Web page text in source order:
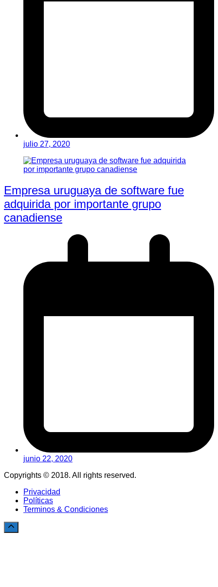
julio 27, 2020
Empresa uruguaya de software fue
adquirida por importante grupo
canadiense
junio 22, 2020
Copyrights © 2018. All rights reserved.
Privacidad
Políticas
Terminos & Condiciones